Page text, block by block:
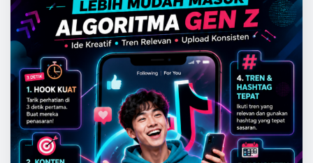
HIBURAN